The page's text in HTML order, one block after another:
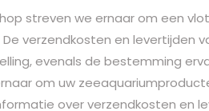
streven we ernaar om een
verzendkosten en levertijden
evenals de bestemming
om uw
over verzendkosten en